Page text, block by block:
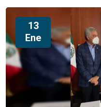
13
Ene